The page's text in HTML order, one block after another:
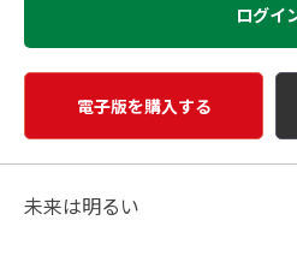
ログイ
電子版を購入する
未来は明るい